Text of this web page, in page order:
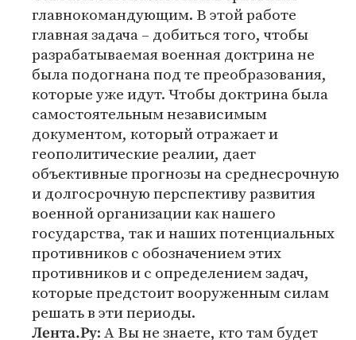
главнокомандующим. В этой работе
главная задача – добиться того, чтобы
разрабатываемая военная доктрина не
была подогнана под те преобразования,
которые уже идут. Чтобы доктрина была
самостоятельным независимым
документом, который отражает и
геополитические реалии, дает
объективные прогнозы на среднесрочную
и долгосрочную перспективу развития
военной организации как нашего
государства, так и наших потенциальных
противников с обозначением этих
противников и с определением задач,
которые предстоит вооруженным силам
решать в эти периоды.
Лента.Ру: А Вы не знаете, кто там будет